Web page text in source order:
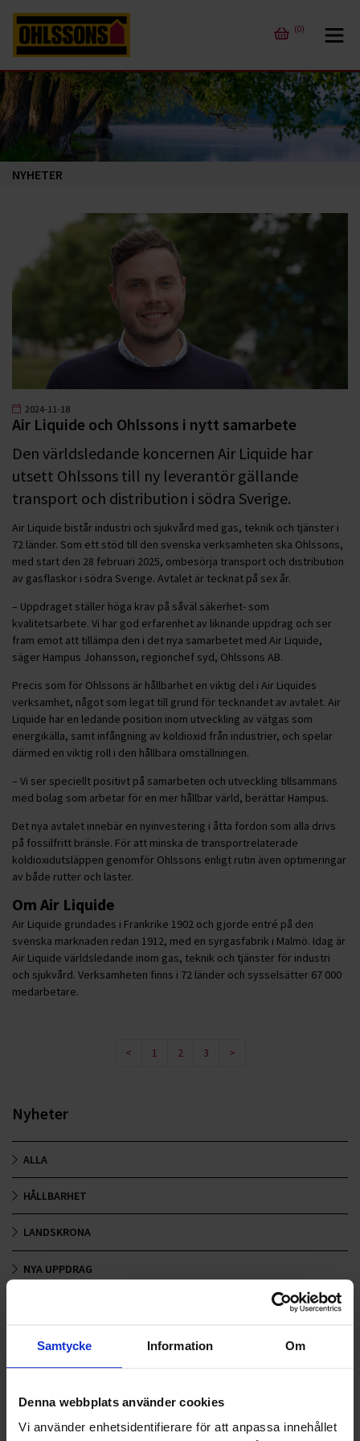
Samtycke Information Om
Denna webbplats använder cookies
Vi använder enhetsidentifierare för att anpassa innehållet
(0)
NYHETER
2024-11-18
Air Liquide och Ohlssons i nytt samarbete
Den världsledande koncernen Air Liquide har
utsett Ohlssons till ny leverantör gällande
transport och distribution i södra Sverige.
Air Liquide bistår industri och sjukvård med gas, teknik och tjänster i
72 länder. Som ett stöd till den svenska verksamheten ska Ohlssons,
med start den 28 februari 2025, ombesörja transport och distribution
av gasflaskor i södra Sverige. Avtalet är tecknat på sex år.
– Uppdraget ställer höga krav på såväl säkerhet- som
kvalitetsarbete. Vi har god erfarenhet av liknande uppdrag och ser
fram emot att tillämpa den i det nya samarbetet med Air Liquide,
säger Hampus Johansson, regionchef syd, Ohlssons AB.
Precis som för Ohlssons är hållbarhet en viktig del i Air Liquides
verksamhet, något som legat till grund för tecknandet av avtalet. Air
Liquide har en ledande position inom utveckling av vätgas som
energikälla, samt infångning av koldioxid från industrier, och spelar
därmed en viktig roll i den hållbara omställningen.
– Vi ser speciellt positivt på samarbeten och utveckling tillsammans
med bolag som arbetar för en mer hållbar värld, berättar Hampus.
Det nya avtalet innebär en nyinvestering i åtta fordon som alla drivs
på fossilfritt bränsle. För att minska de transportrelaterade
koldioxidutsläppen genomför Ohlssons enligt rutin även optimeringar
av både rutter och laster.
Om Air Liquide
Air Liquide grundades i Frankrike 1902 och gjorde entré på den
svenska marknaden redan 1912, med en syrgasfabrik i Malmö. Idag är
Air Liquide världsledande inom gas, teknik och tjänster för industri
och sjukvård. Verksamheten finns i 72 länder och sysselsätter 67 000
medarbetare.
< 1 2 3 >
Nyheter
ALLA
HÅLLBARHET
LANDSKRONA
NYA UPPDRAG
OHLSSONS REGION SYD